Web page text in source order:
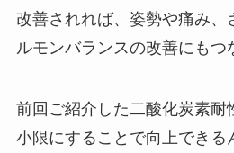
改善されれば、姿勢や痛み、
ルモンバランスの改善にもつ
前回ご紹介した二酸化炭素耐
小限にすることで向上できる